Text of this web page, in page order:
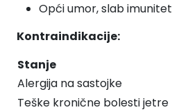
Opći umor, slab imunitet
Kontraindikacije:
Stanje
Alergija na sastojke
Teške kronične bolesti jetre